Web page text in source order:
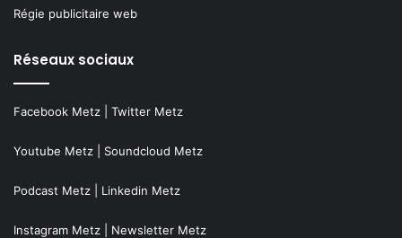
Régie publicitaire web
Réseaux sociaux
Facebook Metz Twitter Metz
Youtube Metz Soundcloud Metz
Podcast Metz Linkedin Metz
Instagram Metz Newsletter Metz